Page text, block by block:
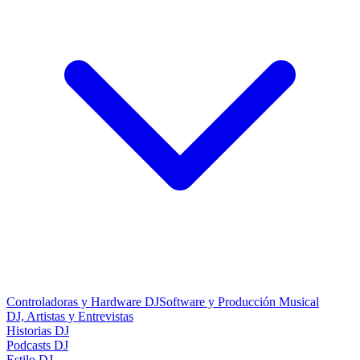
Controladoras y Hardware DJSoftware y Producción Musical
DJ, Artistas y Entrevistas
Historias DJ
Podcasts DJ